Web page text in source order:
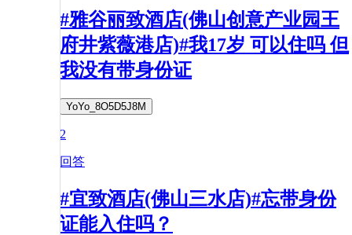
#雅谷丽致酒店(佛山创意产业园王
府井紫薇港店)#我17岁 可以住吗 但
我没有带身份证
YoYo_8O5D5J8M
2
回答
#宜致酒店(佛山三水店)#忘带身份
证能入住吗？